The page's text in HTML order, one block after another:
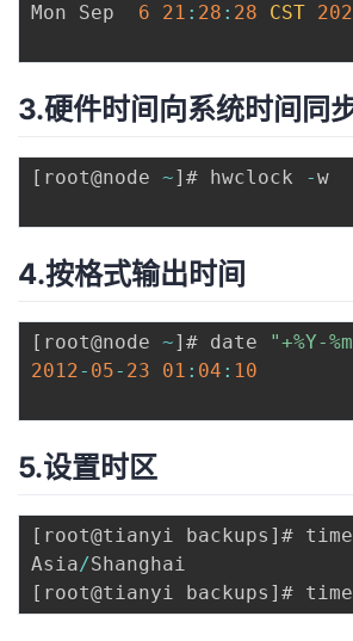
Mon Sep 6 21 : 28 : 28 CST
3.硬件时间向系统时间同
[ root@node ~] # hwclock -w
4.按格式输出时间
[ root@node ~] # date
"+%Y-
2012- 05- 23 01 : 04 : 10
5.设置时区
[ root@tianyi backups ] #
Asia/
[ root@tianyi backups ] #